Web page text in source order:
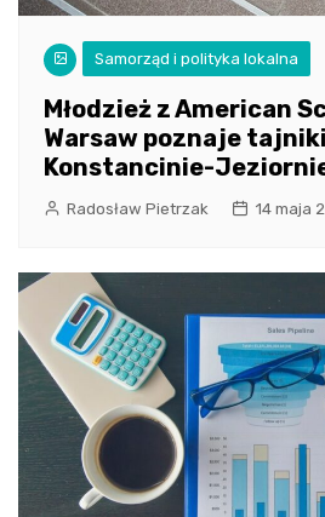
Samorząd i polityka lokalna
Młodzież z American
Warsaw poznaje
Konstancinie-
Radosław Pietrzak 14 maja